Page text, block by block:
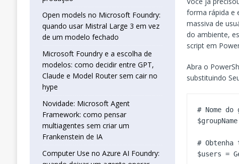
forma rápida e
massiva de
do ambiente,
script em
Abra o
substituindo
# Nome
#
$users =
Open models no Microsoft Foundry:
quando usar Mistral Large 3 em vez
de um modelo fechado
Microsoft Foundry e a escolha de
modelos: como decidir entre GPT,
Claude e Model Router sem cair no
hype
Novidade: Microsoft Agent
Framework: como pensar
multiagentes sem criar um
Frankenstein de IA
Computer Use no Azure AI Foundry: